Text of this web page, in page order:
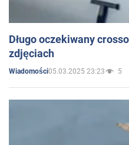
Długo oczekiwany
zdjęciach
Wiadomości05.03.2025 23:23 5